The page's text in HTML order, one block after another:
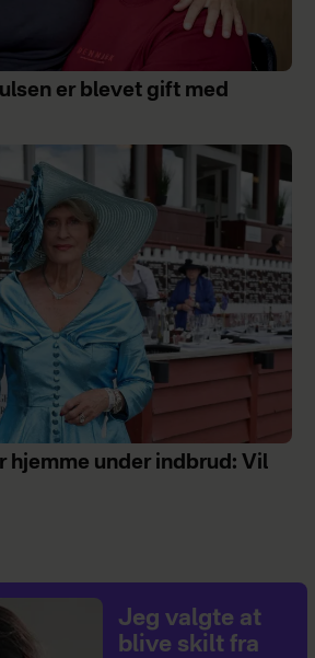
er blevet gift med
hjemme under indbrud: Vil
Jeg valgte at
blive skilt fra